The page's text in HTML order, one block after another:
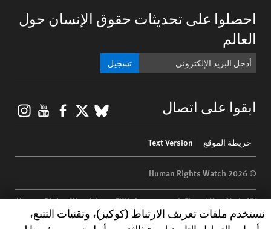
احصلوا على تحديثات حقوق الإنسان حول
العالم
تسجيل
ابقوا على اتصال BlueSky
X
menu
خريطة الموقع Text Version
© 2026 Human Rights Watch
Human Rights Watch| 350 Fifth Avenue, 34th Floor | New York,NY
10118-3299 USA|t 1.212.290.4700
Human Rights Watch cookie preferences
نستخدم ملفات تعريف الارتباط (كوكيز)، وتقنيات التتبع،